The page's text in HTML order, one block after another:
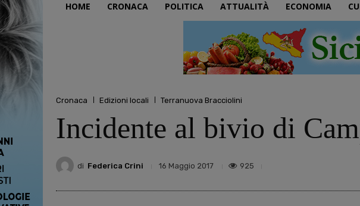
HOME CRONACA POLITICA ATTUALITÀ ECONOMIA
Cronaca Edizioni locali Terranuova Bracciolini
Incidente al bivio di
di Federica Crini 16 Maggio 2017 925